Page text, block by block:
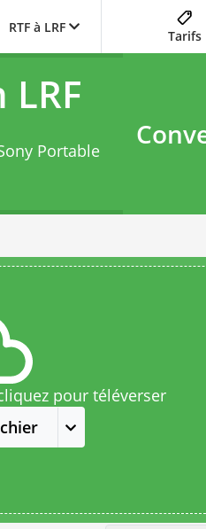
RTF à LRF
Tarifs
Portable
pour téléverser